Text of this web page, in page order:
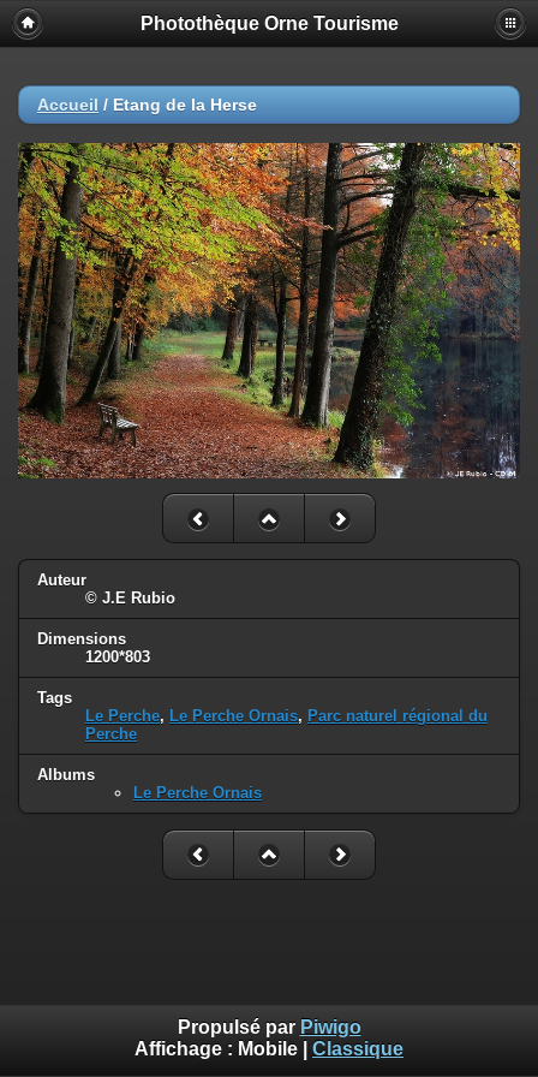
Photothèque Orne Tourisme
Accueil / Etang de la Herse
Auteur
© J.E Rubio
Dimensions
1200*803
Tags
Le Perche, Le Perche Ornais, Parc naturel régional du
Perche
Albums
Le Perche Ornais
Propulsé par Piwigo
Affichage : Mobile Classique